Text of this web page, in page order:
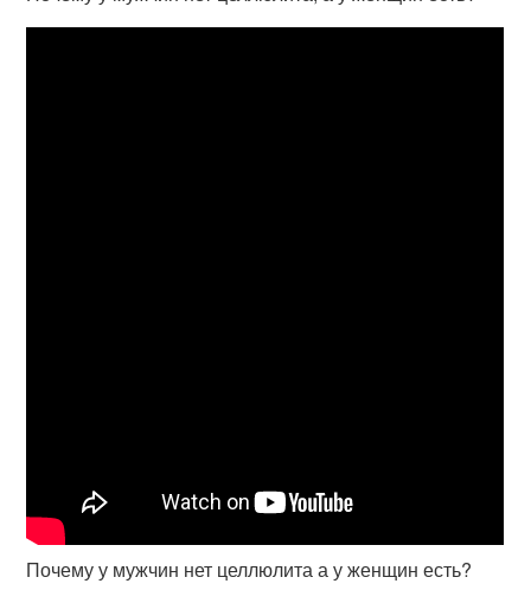
Почему у мужчин нет целлюлита а у женщин есть?